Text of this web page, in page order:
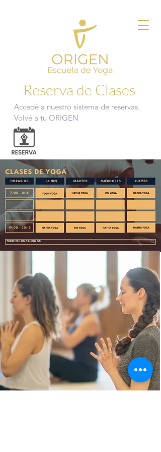
Reserva de Clases
Accedé a nuestro sistema de reservas.
Volvé a tu ORIGEN